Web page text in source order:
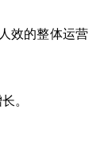
效的整体运营
。